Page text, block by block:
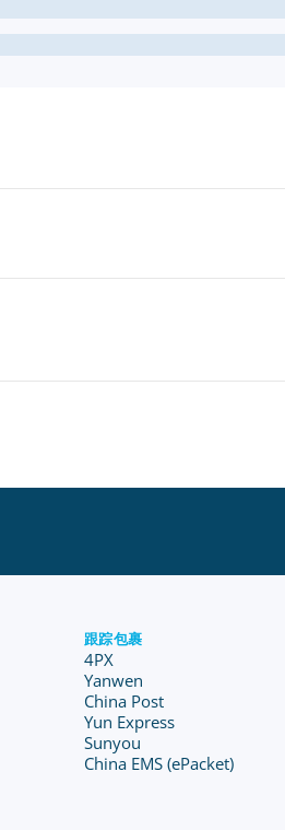
跟踪包裹
4PX
Yanwen
China Post
Yun Express
Sunyou
China EMS (ePacket)